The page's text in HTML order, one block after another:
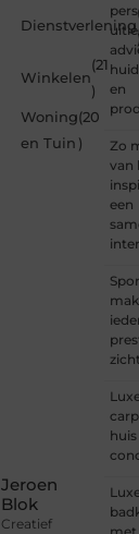
Jeroen
Blok
Creatief
Dienstverlening
Winkelen
(21
)
Woning
en Tuin
(20
)
en
Zo
van
een